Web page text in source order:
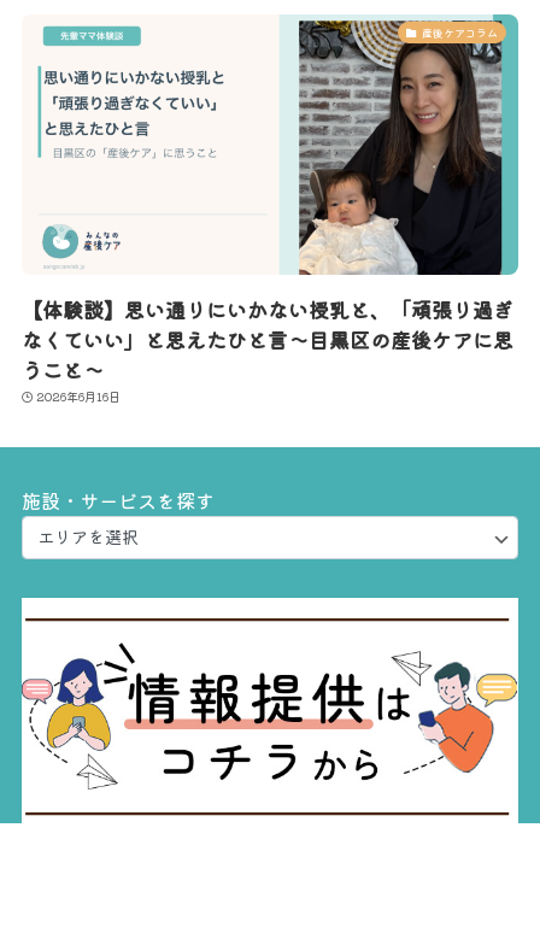
産後ケアコラム
【体験談】思い通りにいかない授乳と、「頑張り過ぎ
なくていい」と思えたひと言〜目黒区の産後ケアに思
うこと〜
2026年6月16日
施設・サービスを探す